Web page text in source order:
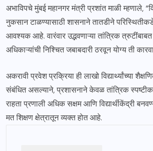
अभाविपचे मुंबई महानगर मंत्री प्रशांत माळी म्हणाले,
नुकसान टाळण्यासाठी शासनाने तातडीने परिस्थितीकडे
आवश्यक आहे. वारंवार उद्भवणाऱ्या तांत्रिक
अधिकाऱ्यांची निश्चित जबाबदारी ठरवून योग्य ती
अकरावी प्रवेश प्रक्रिया ही लाखो विद्यार्थ्यांच्या
संबंधित असल्याने, प्रशासनाने केवळ तांत्रिक
राहता प्रणाली अधिक सक्षम आणि विद्यार्थीकेंद्री
मत शिक्षण क्षेत्रातून व्यक्त होत आहे.